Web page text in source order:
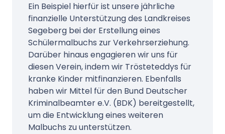
Ein Beispiel hierfür ist unsere jährliche
finanzielle Unterstützung des Landkreises
Segeberg bei der Erstellung eines
Schülermalbuchs zur Verkehrserziehung.
Darüber hinaus engagieren wir uns für
diesen Verein, indem wir Trösteteddys für
kranke Kinder mitfinanzieren. Ebenfalls
haben wir Mittel für den Bund Deutscher
Kriminalbeamter e.V. (BDK) bereitgestellt,
um die Entwicklung eines weiteren
Malbuchs zu unterstützen.